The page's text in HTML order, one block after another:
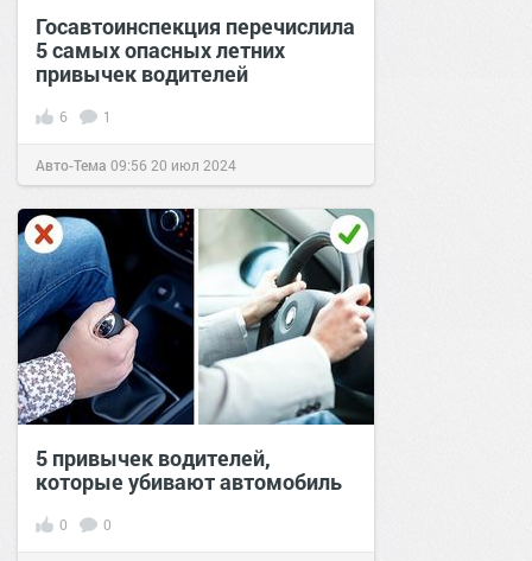
Госавтоинспекция перечислила
5 самых опасных летних
привычек водителей
6 1
Авто-Тема 09:56 20 июл 2024
5 привычек водителей,
которые убивают автомобиль
0 0